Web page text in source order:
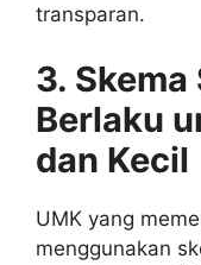
transparan.
3.
Berlaku
dan Kecil
UMK yang
menggunakan